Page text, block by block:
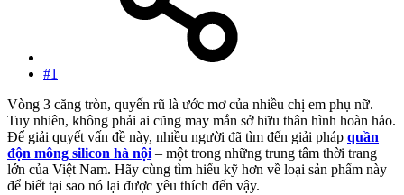
#1
Vòng 3 căng tròn, quyến rũ là ước mơ của nhiều chị em phụ nữ.
Tuy nhiên, không phải ai cũng may mắn sở hữu thân hình hoàn hảo.
Để giải quyết vấn đề này, nhiều người đã tìm đến giải pháp quần
độn mông silicon hà nội – một trong những trung tâm thời trang
lớn của Việt Nam. Hãy cùng tìm hiểu kỹ hơn về loại sản phẩm này
để biết tại sao nó lại được yêu thích đến vậy.